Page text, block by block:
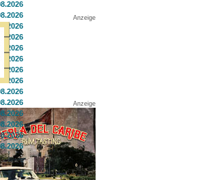
Anzeige
Anzeige